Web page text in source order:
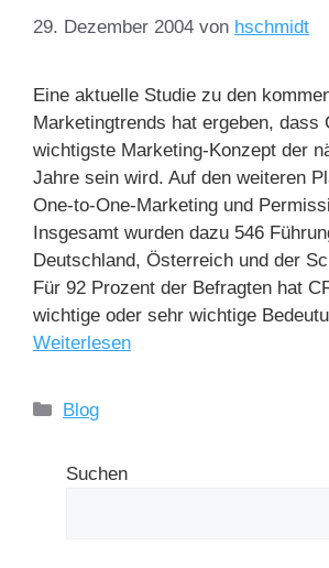
29. Dezember 2004 von hschmidt
Eine aktuelle Studie zu den
Marketingtrends hat ergeben, dass
wichtigste Marketing-Konzept der
Jahre sein wird. Auf den weiteren
One-to-One-Marketing und
Insgesamt wurden dazu 546
Deutschland, Österreich und der
Für 92 Prozent der Befragten hat
wichtige oder sehr wichtige
Weiterlesen
Blog
Suchen